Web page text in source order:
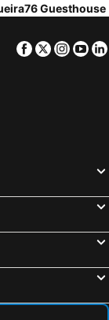
Guesthouse
Facebook
Twitter